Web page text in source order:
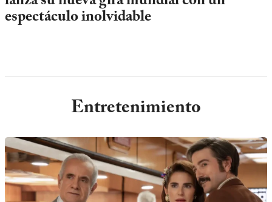
espectáculo inolvidable
Entretenimiento